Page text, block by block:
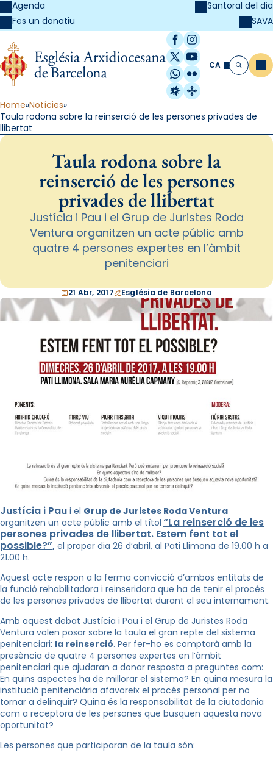
Agenda
Fes un donatiu
Santoral del dia
SAVA
Facebook
Instagram
X / Twitter
YouTube
WhatsApp
Flickr
Radio Estel
Catalunya
CA Cerca
Home Notícies
Taula rodona sobre la reinserció de les persones privades de
llibertat
Taula rodona sobre la
reinserció de les persones
privades de llibertat
Justícia i Pau i el Grup de Juristes Roda
Ventura organitzen un acte públic amb
quatre 4 persones expertes en l’àmbit
penitenciari
21 Abr, 2017 Església de Barcelona
Justícia i Pau i el Grup de Juristes Roda Ventura
organitzen un acte públic amb el títol “La reinserció de les
persones privades de llibertat. Estem fent tot el
possible?”, el proper dia 26 d’abril, al Pati Llimona de 19.00 h a
21.00 h.
Aquest acte respon a la ferma convicció d’ambos entitats de
la funció rehabilitadora i reinseridora que ha de tenir el procés
de les persones privades de llibertat durant el seu internament.
Amb aquest debat Justícia i Pau i el Grup de Juristes Roda
Ventura volen posar sobre la taula el gran repte del sistema
penitenciari: la reinserció. Per fer-ho es comptarà amb la
presència de quatre 4 persones expertes en l’àmbit
penitenciari que ajudaran a donar resposta a preguntes com:
En quins aspectes ha de millorar el sistema? En quina mesura la
institució penitenciària afavoreix el procés personal per no
tornar a delinquir? Quina és la responsabilitat de la ciutadania
com a receptora de les persones que busquen aquesta nova
oportunitat?
Les persones que participaran de la taula són: